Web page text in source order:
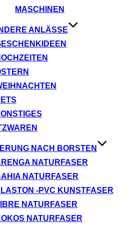
MASCHINEN
ANLÄSSE
NACH BORSTEN
NATURFASER
NATURFASER
-PVC KUNSTFASER
NATURFASER
NATURFASER